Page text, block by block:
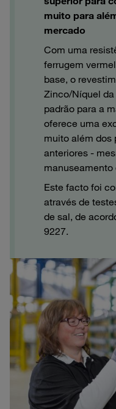
muito para
mercado
Com uma
ferrugem
base, o
Zinco/Níquel da
padrão para a
oferece uma
muito além dos
anteriores -
manuseamento
Este facto foi
através de
de sal, de
9227.